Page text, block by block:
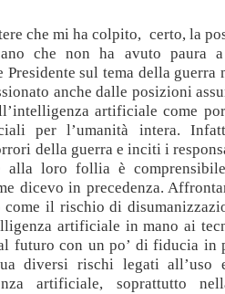
che mi ha colpito, certo, la
che non ha avuto paura
Presidente sul tema della guerra
anche dalle posizioni
artificiale come
per l’umanità intera.
della guerra e inciti i
alla loro follia è
dicevo in precedenza.
come il rischio di
artificiale in mano ai
futuro con un po’ di fiducia in
diversi rischi legati all’uso
artificiale, soprattutto